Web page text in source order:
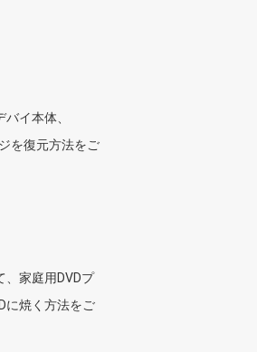
イ本体、
を復元方法をご
、家庭用DVDプ
に焼く方法をご